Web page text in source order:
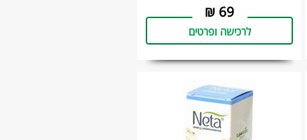
69
₪
לרכישה ופרטים